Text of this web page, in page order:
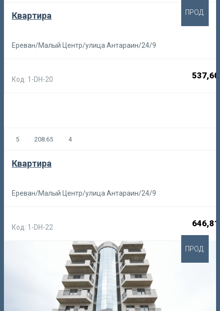
Квартира
Ереван/Малый Центр/улица Антараин/24/9
Код: 1-DH-20
ПРОД.
5 208.65 4
Квартира
Ереван/Малый Центр/улица Антараин/24/9
Код: 1-DH-22
ПРОД.